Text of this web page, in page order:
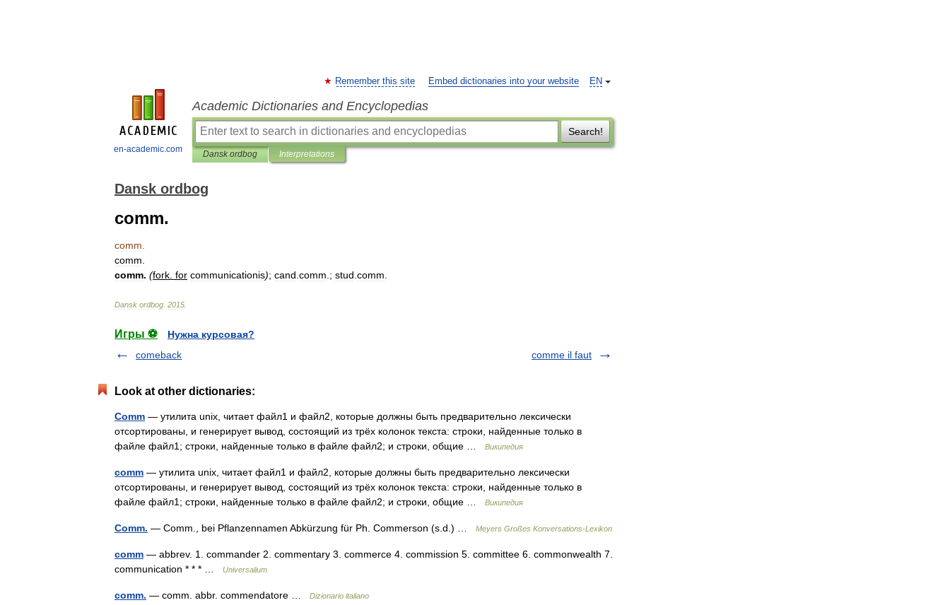
en-academic.com
EN
Remember this site Embed dictionaries into your website
Academic Dictionaries and Encyclopedias
Search!
Dansk ordbog Interpretations
Dansk ordbog
comm.
comm
comm
comm. (fork for communicationis); cand comm .; stud comm
Dansk ordbog 2015
Игры ⚽
Нужна курсовая?
comeback
comme il faut
Look at other dictionaries:
Comm — утилита unix, читает файл1 и файл2, которые должны быть предварительно лексически
отсортированы, и генерирует вывод, состоящий из трёх колонок текста: строки, найденные только в
файле файл1; строки, найденные только в файле файл2; и строки, общие …
Википедия
comm — утилита unix, читает файл1 и файл2, которые должны быть предварительно лексически
отсортированы, и генерирует вывод, состоящий из трёх колонок текста: строки, найденные только в
файле файл1; строки, найденные только в файле файл2; и строки, общие …
Википедия
Comm. — Comm., bei Pflanzennamen Abkürzung für Ph. Commerson (s.d.) … Meyers Großes Konversations-Lexikon
comm — abbrev. 1. commander 2. commentary 3. commerce 4. commission 5. committee 6. commonwealth 7.
communication * * * …
Universalium
comm. — comm. abbr. commendatore … Dizionario italiano